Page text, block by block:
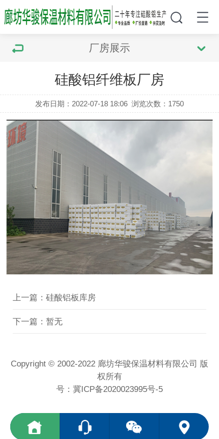
厂房展示
硅酸铝纤维板厂房
发布日期：2022-07-18 18:06 浏览次数： 1750
上一篇：硅酸铝板库房
下一篇：暂无
Copyright © 2002-2022 廊坊华骏保温材料有限公司 版
权所有
号： 冀ICP备2020023995号-5